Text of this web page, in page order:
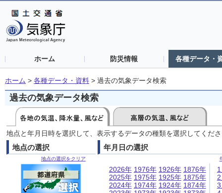
ホーム 防災情報 各種データ・
ホーム > 各種データ・資料 > 過去の気象データ検索
過去の気象データ検索
地点と年月日時を選択して、表示するデータの種類を選択してくだ
地点の選択
地点の選択をクリア
年月日の選択
2026年
2025年
2024年
1976年
1975年
1974年
1926年
1925年
1924年
1876年
1875年
1874年